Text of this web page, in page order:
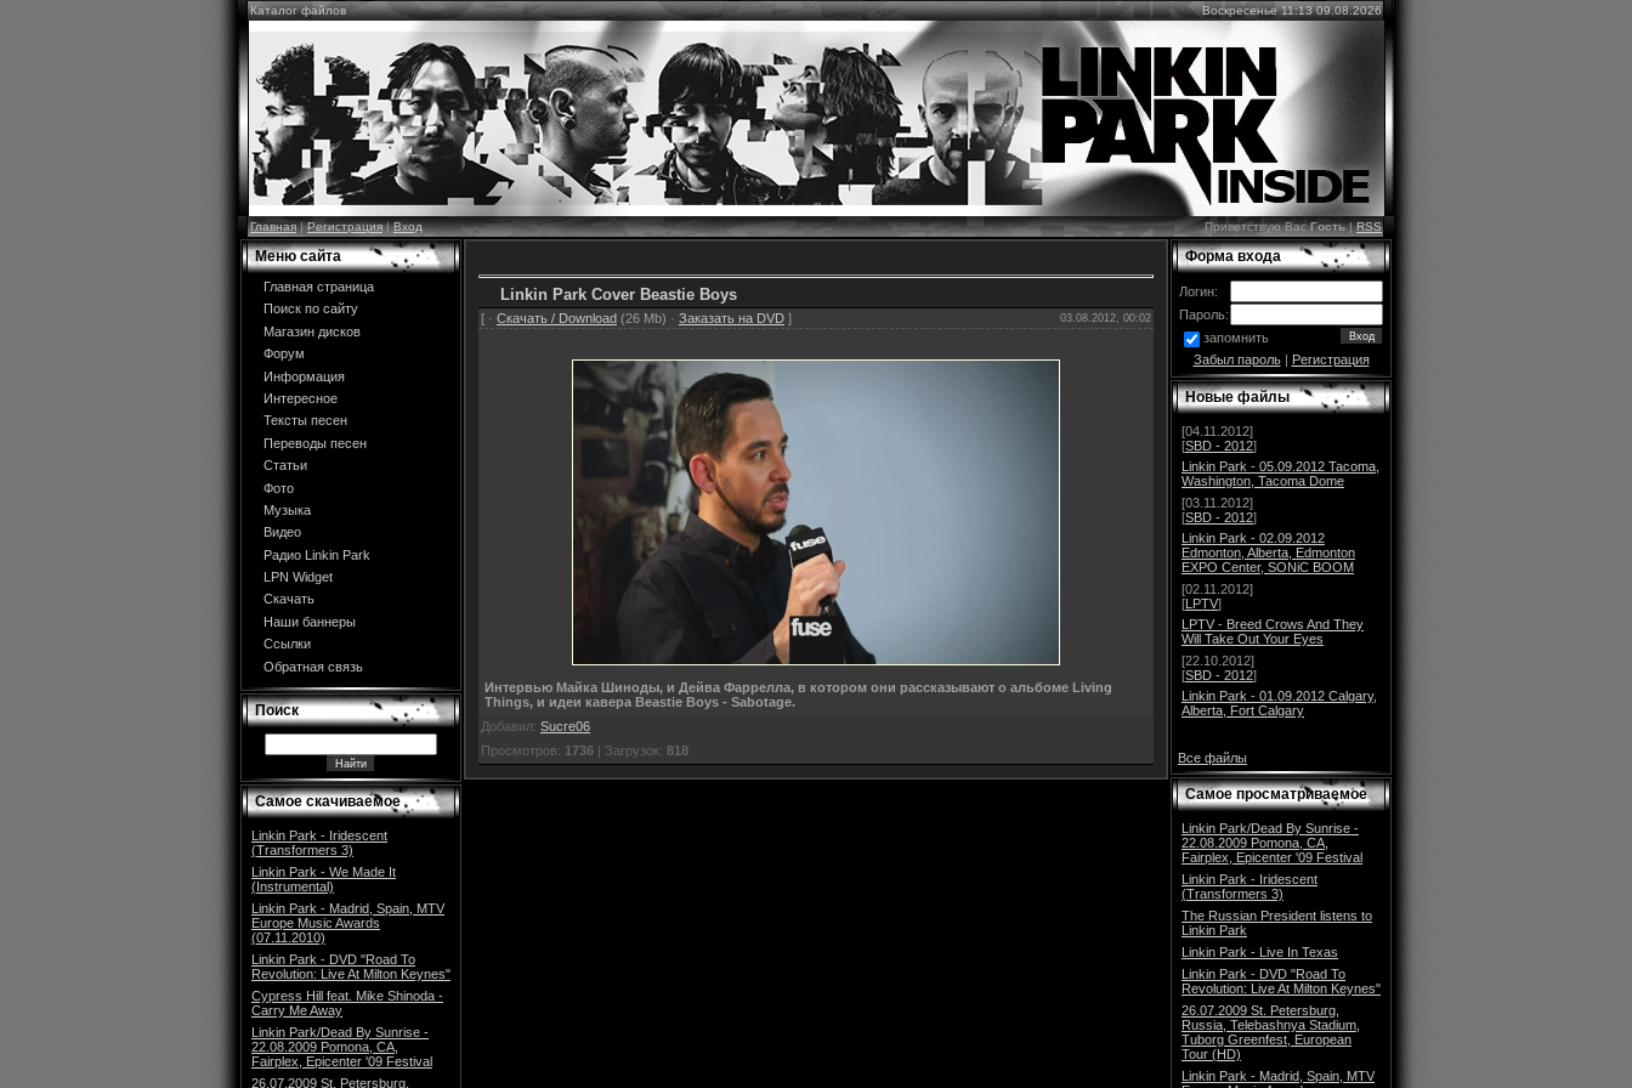
Каталог файлов Воскресенье 11:13 09.08.2026
Главная|Регистрация|Вход Приветствую ВасГость|RSS
Меню сайта
Главная страница
Поиск по сайту
Магазин дисков
Форум
Информация
Интересное
Тексты песен
Переводы песен
Статьи
Фото
Музыка
Видео
Радио Linkin Park
LPN Widget
Скачать
Наши баннеры
Ссылки
Обратная связь
Поиск
Самое скачиваемое
Linkin Park - Iridescent
(Transformers 3)
Linkin Park - We Made It
(Instrumental)
Linkin Park - Madrid, Spain, MTV
Europe Music Awards
(07.11.2010)
Linkin Park - DVD "Road To
Revolution: Live At Milton Keynes"
Cypress Hill feat. Mike Shinoda -
Carry Me Away
Linkin Park/Dead By Sunrise -
22.08.2009 Pomona, CA,
Fairplex, Epicenter '09 Festival
26.07.2009 St. Petersburg,
Linkin Park Cover Beastie Boys
[ · Скачать / Download (26 Mb) · Заказать на DVD ] 03.08.2012, 00:02
Интервью Майка Шиноды, и Дейва Фаррелла, в котором они рассказывают о альбоме Living
Things, и идеи кавера Beastie Boys - Sabotage.
Добавил: Sucre06
Просмотров: 1736 | Загрузок: 818
Форма входа
Логин:
Пароль:
запомнить
Забыл пароль| Регистрация
Новые файлы
[04.11.2012]
[SBD - 2012]
Linkin Park - 05.09.2012 Tacoma,
Washington, Tacoma Dome
[03.11.2012]
[SBD - 2012]
Linkin Park - 02.09.2012
Edmonton, Alberta, Edmonton
EXPO Center, SONiC BOOM
[02.11.2012]
[LPTV]
LPTV - Breed Crows And They
Will Take Out Your Eyes
[22.10.2012]
[SBD - 2012]
Linkin Park - 01.09.2012 Calgary,
Alberta, Fort Calgary
Все файлы
Самое просматриваемое
Linkin Park/Dead By Sunrise -
22.08.2009 Pomona, CA,
Fairplex, Epicenter '09 Festival
Linkin Park - Iridescent
(Transformers 3)
The Russian President listens to
Linkin Park
Linkin Park - Live In Texas
Linkin Park - DVD "Road To
Revolution: Live At Milton Keynes"
26.07.2009 St. Petersburg,
Russia, Telebashnya Stadium,
Tuborg Greenfest, European
Tour (HD)
Linkin Park - Madrid, Spain, MTV